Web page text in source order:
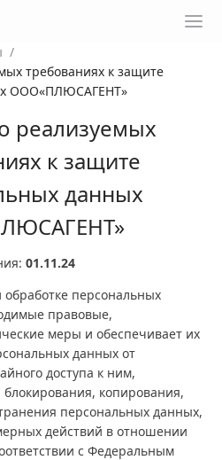
/
требованиях к защите
ООО«ПЛЮСАГЕНТ»
реализуемых
к защите
данных
01.11.24
персональных
правовые,
меры и обеспечивает их
данных от
доступа к ним,
копирования,
персональных данных,
действий в отношении
с Федеральным